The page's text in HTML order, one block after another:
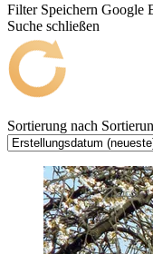
Filter Speichern Google
Suche schließen
Sortierung nach